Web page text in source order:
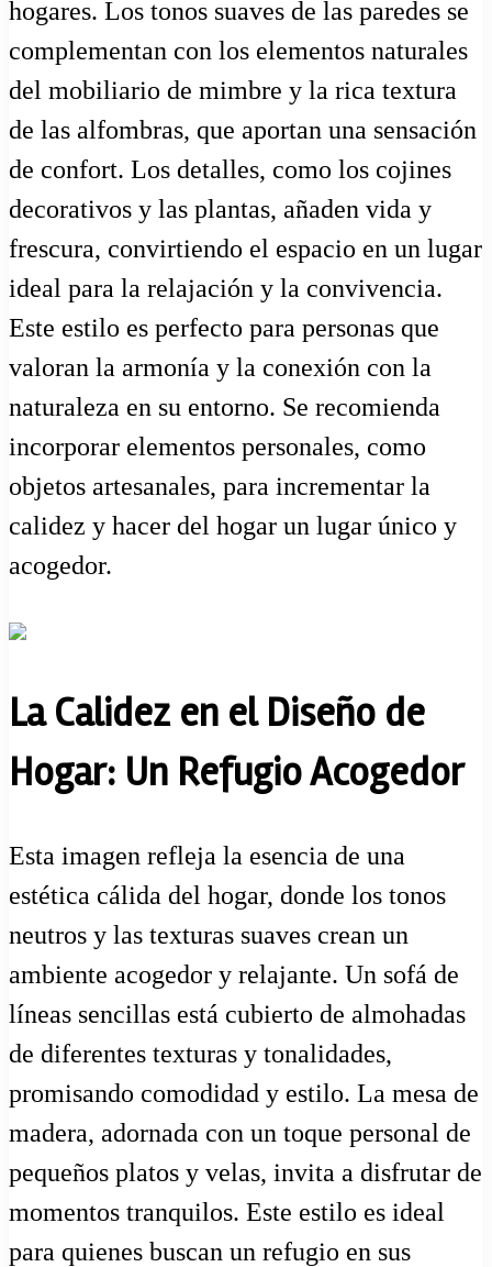
hogares. Los tonos suaves de las paredes se
complementan con los elementos naturales
del mobiliario de mimbre y la rica textura
de las alfombras, que aportan una sensación
de confort. Los detalles, como los cojines
decorativos y las plantas, añaden vida y
frescura, convirtiendo el espacio en un lugar
ideal para la relajación y la convivencia.
Este estilo es perfecto para personas que
valoran la armonía y la conexión con la
naturaleza en su entorno. Se recomienda
incorporar elementos personales, como
objetos artesanales, para incrementar la
calidez y hacer del hogar un lugar único y
acogedor.
La Calidez en el Diseño de
Hogar: Un Refugio Acogedor
Esta imagen refleja la esencia de una
estética cálida del hogar, donde los tonos
neutros y las texturas suaves crean un
ambiente acogedor y relajante. Un sofá de
líneas sencillas está cubierto de almohadas
de diferentes texturas y tonalidades,
promisando comodidad y estilo. La mesa de
madera, adornada con un toque personal de
pequeños platos y velas, invita a disfrutar de
momentos tranquilos. Este estilo es ideal
para quienes buscan un refugio en sus